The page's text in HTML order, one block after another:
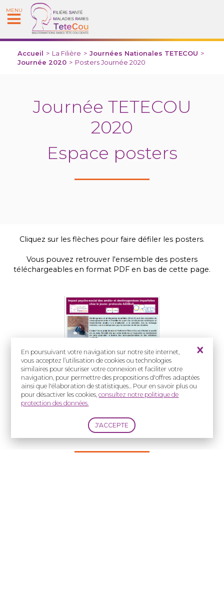
En poursuivant votre navigation sur notre site internet,
vous acceptez l’utilisation de cookies ou technologies
similaires pour sécuriser votre connexion et faciliter votre
navigation, pour permettre des propositions d'offres adaptées
ainsi que l'élaboration de statistiques... Pour en savoir plus ou
pour désactiver les cookies,consultez notre politique de
protection des données.
MENU
Accueil > La Filière > Journées Nationales TETECOU >
Journée 2020 > Posters Journée 2020
Journée TETECOU
2020
Espace posters
Cliquez sur les flèches pour faire défiler les posters.
Vous pouvez retrouver l'ensemble des posters
téléchargeables en format PDF en bas de cette page.